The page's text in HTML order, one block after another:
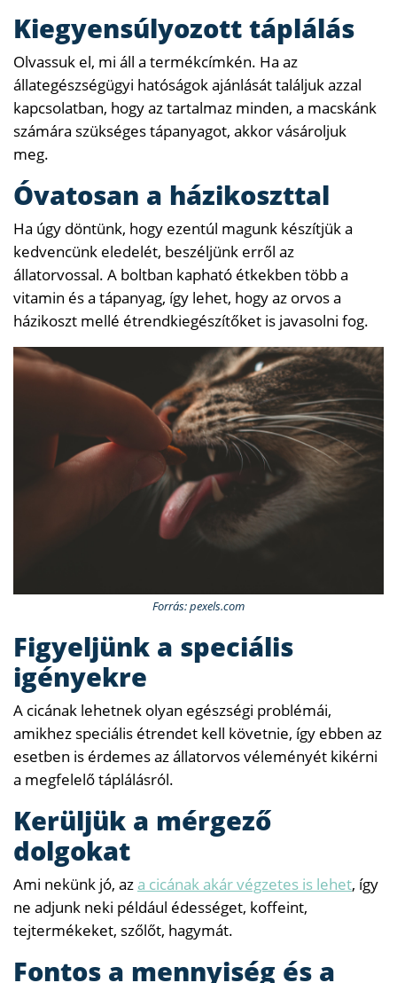
Kiegyensúlyozott táplálás
Olvassuk el, mi áll a termékcímkén. Ha az
állategészségügyi hatóságok ajánlását találjuk azzal
kapcsolatban, hogy az tartalmaz minden, a macskánk
számára szükséges tápanyagot, akkor vásároljuk
meg.
Óvatosan a házikoszttal
Ha úgy döntünk, hogy ezentúl magunk készítjük a
kedvencünk eledelét, beszéljünk erről az
állatorvossal. A boltban kapható étkekben több a
vitamin és a tápanyag, így lehet, hogy az orvos a
házikoszt mellé étrendkiegészítőket is javasolni fog.
Forrás: pexels.com
Figyeljünk a speciális
igényekre
A cicának lehetnek olyan egészségi problémái,
amikhez speciális étrendet kell követnie, így ebben az
esetben is érdemes az állatorvos véleményét kikérni
a megfelelő táplálásról.
Kerüljük a mérgező
dolgokat
Ami nekünk jó, az a cicának akár végzetes is lehet, így
ne adjunk neki például édességet, koffeint,
tejtermékeket, szőlőt, hagymát.
Fontos a mennyiség és a